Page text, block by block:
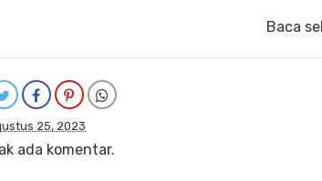
Baca
25, 2023
ada komentar.